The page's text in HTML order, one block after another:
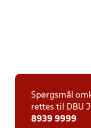
Spørgsmål
rettes til DBU
8939 9999